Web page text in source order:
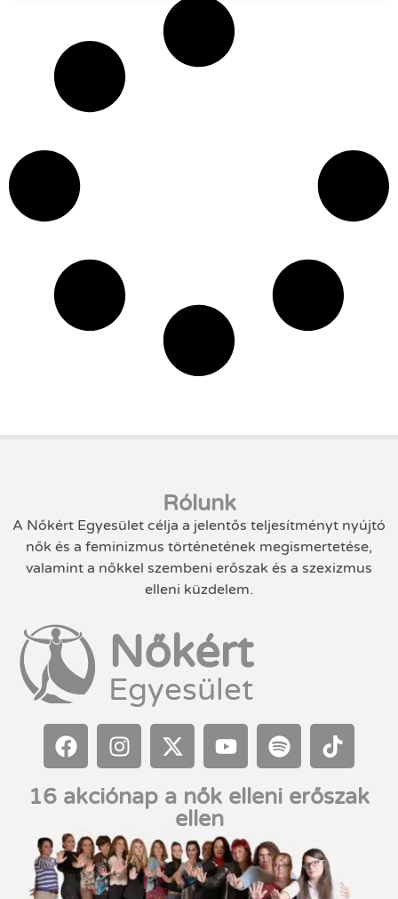
Rólunk
A Nőkért Egyesület célja a jelentős teljesítményt nyújtó
nők és a feminizmus történetének megismertetése,
valamint a nőkkel szembeni erőszak és a szexizmus
elleni küzdelem.
Nőkért
Egyesület
16 akciónap a nők elleni erőszak
ellen